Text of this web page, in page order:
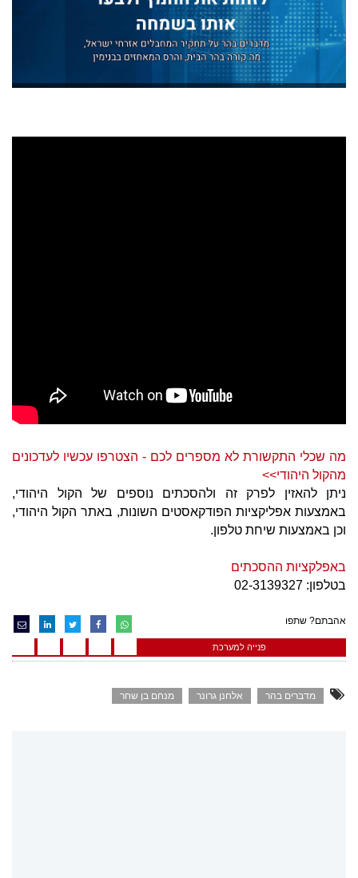
מה שכלי התקשורת לא מספרים לכם - הצטרפו עכשיו לעדכונים
מהקול היהודי>>
ניתן להאזין לפרק זה ולהסכתים נוספים של הקול היהודי,
באמצעות אפליקציות הפודקאסטים השונות, באתר הקול היהודי,
וכן באמצעות שיחת טלפון.
באפלקציות ההסכתים
בטלפון: 02-3139327
אהבתם? שתפו
פנייה למערכת
מדברים בהר אלחנן גרונר מנחם בן שחר